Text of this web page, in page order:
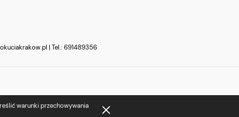
warunki przechowywania
| Tel.: 691489356